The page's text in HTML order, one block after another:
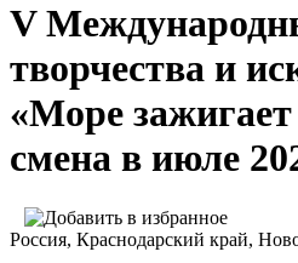
V
творчества и
«Море зажигает
смена в июле
Россия, Краснодарский край,